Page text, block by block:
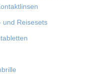
und Reisesets